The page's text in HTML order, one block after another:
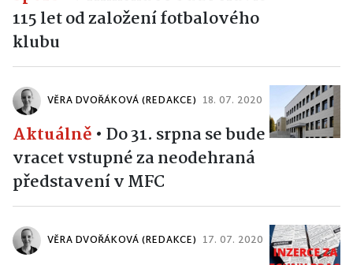
115 let od založení fotbalového
klubu
VĚRA DVOŘÁKOVÁ (REDAKCE) 18. 07. 2020
Aktuálně • Do 31. srpna se bude
vracet vstupné za neodehraná
představení v MFC
VĚRA DVOŘÁKOVÁ (REDAKCE) 17. 07. 2020